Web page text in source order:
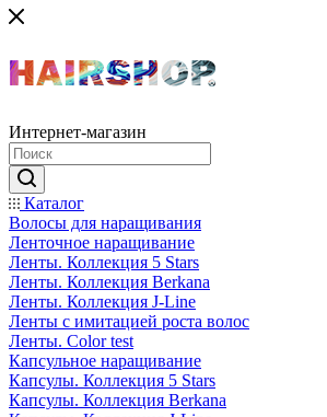
Интернет-магазин
Каталог
Волосы для наращивания
Ленточное наращивание
Ленты. Коллекция 5 Stars
Ленты. Коллекция Berkana
Ленты. Коллекция J-Line
Ленты с имитацией роста волос
Ленты. Color test
Капсульное наращивание
Капсулы. Коллекция 5 Stars
Капсулы. Коллекция Berkana